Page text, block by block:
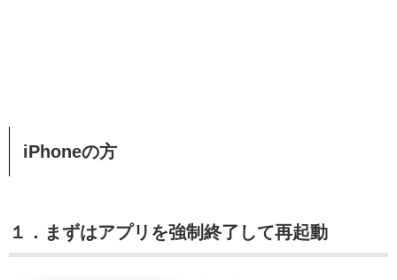
iPhoneの方
１．まずはアプリを強制終了して再起動